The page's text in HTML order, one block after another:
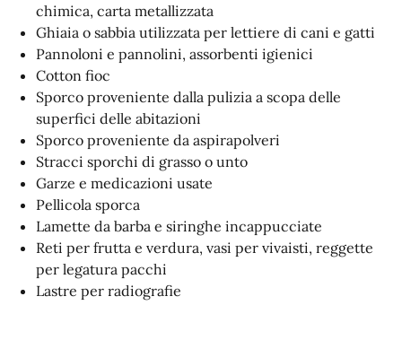
chimica, carta metallizzata
Ghiaia o sabbia utilizzata per lettiere di cani e gatti
Pannoloni e pannolini, assorbenti igienici
Cotton fioc
Sporco proveniente dalla pulizia a scopa delle
superfici delle abitazioni
Sporco proveniente da aspirapolveri
Stracci sporchi di grasso o unto
Garze e medicazioni usate
Pellicola sporca
Lamette da barba e siringhe incappucciate
Reti per frutta e verdura, vasi per vivaisti, reggette
per legatura pacchi
Lastre per radiografie